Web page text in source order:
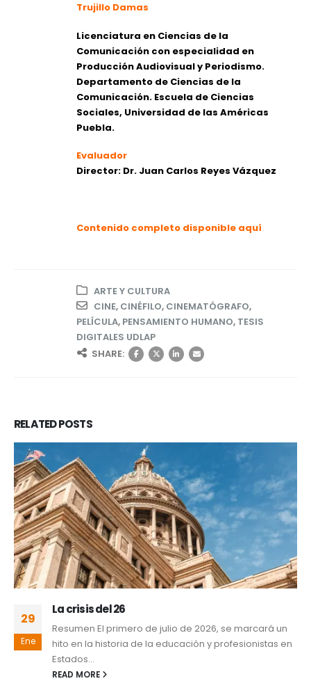
Trujillo Damas
Licenciatura en Ciencias de la
Comunicación con especialidad en
Producción Audiovisual y Periodismo.
Departamento de Ciencias de la
Comunicación. Escuela de Ciencias
Sociales, Universidad de las Américas
Puebla.
Evaluador
Director: Dr. Juan Carlos Reyes Vázquez
Contenido completo disponible aquí
ARTE Y CULTURA
CINE, CINÉFILO, CINEMATÓGRAFO,
PELÍCULA, PENSAMIENTO HUMANO, TESIS
DIGITALES UDLAP
SHARE:
RELATEDPOSTS
29
Ene
La crisis del 26
Resumen El primero de julio de 2026, se marcará un
hito en la historia de la educación y profesionistas en
Estados...
READ MORE